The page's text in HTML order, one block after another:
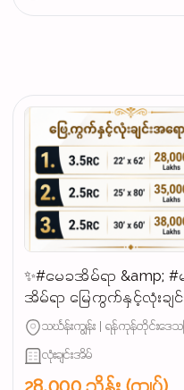
✨#မေခအိမ်ရာ &amp;
အိမ်ရာ မြေကွက်နှင့်လုံးချ
ရောင်းများ
သင်္ဃန်းကျွန်း | ရန်ကုန်တိုင်းဒေသ
လုံးချင်းအိမ်